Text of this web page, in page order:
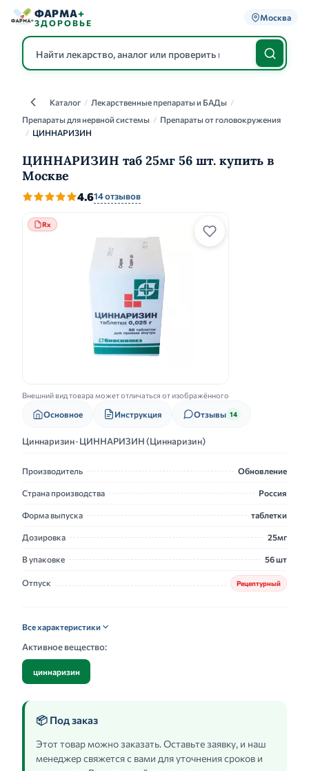
ФАРМА+
ЗДОРОВЬЕ
Москва
КаталогКаталог / Лекарственные препараты и БАДы /
Препараты для нервной системы / Препараты от головокружения
/ ЦИННАРИЗИН
ЦИННАРИЗИН таб 25мг 56 шт. купить в
Москве
4.614 отзывов
Rx
Внешний вид товара может отличаться от изображённого
Основное Инструкция Отзывы 14
Циннаризин · ЦИННАРИЗИН (Циннаризин)
Производитель Обновление
Страна производства Россия
Форма выпуска таблетки
Дозировка 25мг
В упаковке 56 шт
Отпуск Рецептурный
Все характеристики
Активное вещество:
циннаризин
📦 Под заказ
Этот товар можно заказать. Оставьте заявку, и наш
менеджер свяжется с вами для уточнения сроков и